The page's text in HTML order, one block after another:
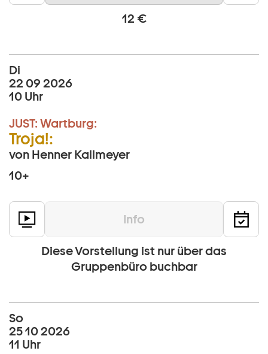
12 €
Di
22 09 2026
10 Uhr
JUST: Wartburg:
Troja!:
von Henner Kallmeyer
10+
Info
Diese Vorstellung ist nur über das
Gruppenbüro buchbar
So
25 10 2026
11 Uhr